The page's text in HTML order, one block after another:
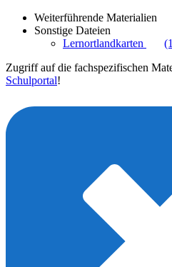
Weiterführende Materialien
Sonstige Dateien
Lernortlandkarten
Zugriff auf die fachspezifischen
Schulportal!